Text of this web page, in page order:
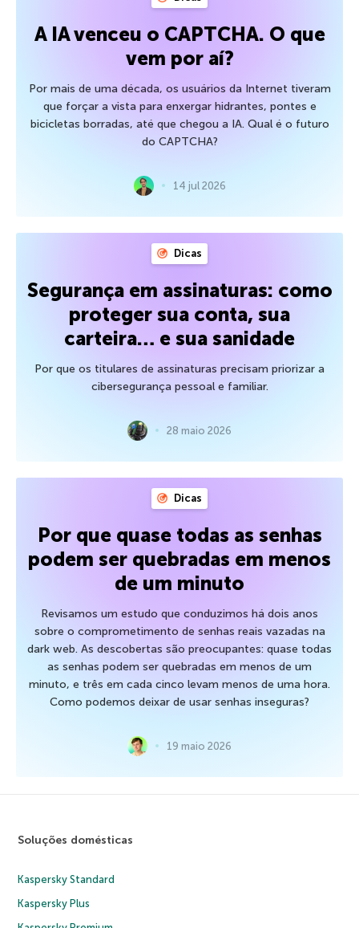
A IA venceu o CAPTCHA. O que
vem por aí?
Por mais de uma década, os usuários da Internet tiveram
que forçar a vista para enxergar hidrantes, pontes e
bicicletas borradas, até que chegou a IA. Qual é o futuro
do CAPTCHA?
14 jul 2026
Dicas
Segurança em assinaturas: como
proteger sua conta, sua
carteira… e sua sanidade
Por que os titulares de assinaturas precisam priorizar a
cibersegurança pessoal e familiar.
28 maio 2026
Dicas
Por que quase todas as senhas
podem ser quebradas em menos
de um minuto
Revisamos um estudo que conduzimos há dois anos
sobre o comprometimento de senhas reais vazadas na
dark web. As descobertas são preocupantes: quase todas
as senhas podem ser quebradas em menos de um
minuto, e três em cada cinco levam menos de uma hora.
Como podemos deixar de usar senhas inseguras?
19 maio 2026
Soluções domésticas
Kaspersky Standard
Kaspersky Plus